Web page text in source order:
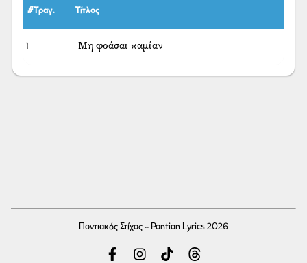
#Τραγ. Τίτλος
1 Μη φοάσαι καμίαν
Ποντιακός Στίχος - Pontian Lyrics 2026